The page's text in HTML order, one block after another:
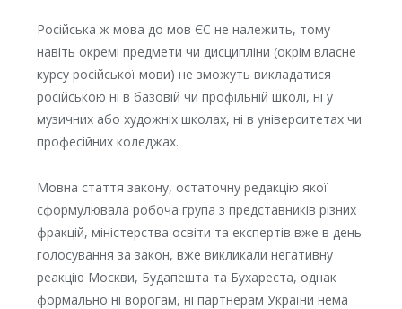
Російська ж мова до мов ЄС не належить, тому
навіть окремі предмети чи дисципліни (окрім власне
курсу російської мови) не зможуть викладатися
російською ні в базовій чи профільній школі, ні у
музичних або художніх школах, ні в університетах чи
професійних коледжах.
Мовна стаття закону, остаточну редакцію якої
сформулювала робоча група з представників різних
фракцій, міністерства освіти та експертів вже в день
голосування за закон, вже викликали негативну
реакцію Москви, Будапешта та Бухареста, однак
формально ні ворогам, ні партнерам України нема